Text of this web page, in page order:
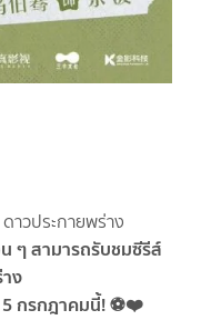
าวประกายพร่าง
ๆ สามารถรับชมซีรีส์
ง
5 กรกฎาคมนี้! ⚽️❤️